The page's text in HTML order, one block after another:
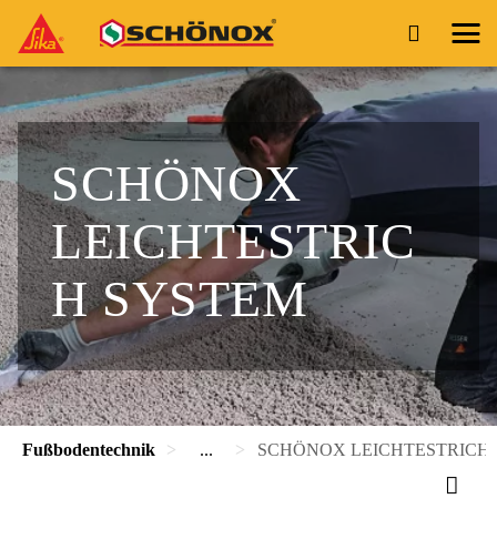
SCHÖNOX
LEICHTESTRIC
H SYSTEM
Fußbodentechnik ... SCHÖNOX LEICHTESTRICH